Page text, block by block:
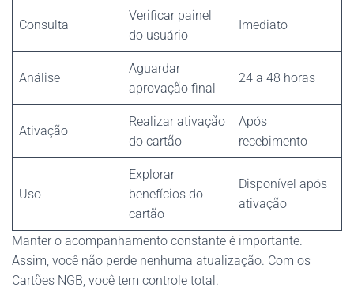
Consulta
Verificar painel
do usuário
Imediato
Análise
Aguardar
aprovação final
24 a 48 horas
Ativação
Realizar ativação
do cartão
Após
recebimento
Uso
Explorar
benefícios do
cartão
Disponível após
ativação
Manter o acompanhamento constante é importante.
Assim, você não perde nenhuma atualização. Com os
Cartões NGB, você tem controle total.